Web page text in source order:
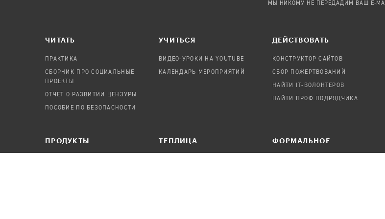
МЫ НИКОМУ НЕ ПЕРЕДАДИМ ВАШ E-
ЧИТАТЬ
ПРАКТИКА
СБОРНИК ПРО СОЦИАЛЬНЫЕ
ПРОЕКТЫ
ОТЧЕТ О РАЗВИТИИ ЦЕНЗУРЫ
ПОСОБИЕ ПО БЕЗОПАСНОСТИ
УЧИТЬСЯ
ВИДЕО-УРОКИ НА YOUTUBE
КАЛЕНДАРЬ МЕРОПРИЯТИЙ
ДЕЙСТВОВАТЬ
КОНСТРУКТОР САЙТОВ
СБОР ПОЖЕРТВОВАНИЙ
НАЙТИ IT-ВОЛОНТЕРОВ
НАЙТИ ПРОФ.ПОДРЯДЧИКА
ПРОДУКТЫ TЕПЛИЦА ФОРМАЛЬНОЕ